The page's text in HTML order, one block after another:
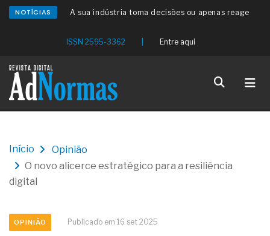
NOTÍCIAS
A sua indústria toma decisões ou apenas reage
Os serviços de reciclagem profunda a frio in situ
tentar criar uma reserva de mercado sobre as
NBR ISO
Os critérios médicos da síndrome metabólica
A prevenção clínica da coceira no ânus
crônica
As causas médicas da queda dos cabelos ou
ISSN 2595-3362 Entre aqui
Início
Opinião
O novo alicerce estratégico para a resiliência
digital
OPINIÃO Publicado em 16 set 2025